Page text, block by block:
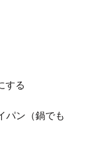
する
パン（鍋でも